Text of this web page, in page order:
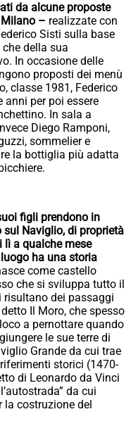
da alcune proposte
– realizzate con
Sisti sulla base
della sua
In occasione delle
proposti dei menù
classe 1981, Federico
per poi essere
In sala a
Diego Ramponi,
sommelier e
la bottiglia più adatta
figli prendono in
Naviglio, di proprietà
lì a qualche mese
luogo ha una storia
come castello
che si sviluppa tutto il
risultano dei passaggi
Il Moro, che spesso
a pernottare quando
le sue terre di
Grande da cui trae
storici (1470-
di Leonardo da Vinci
da cui
costruzione del